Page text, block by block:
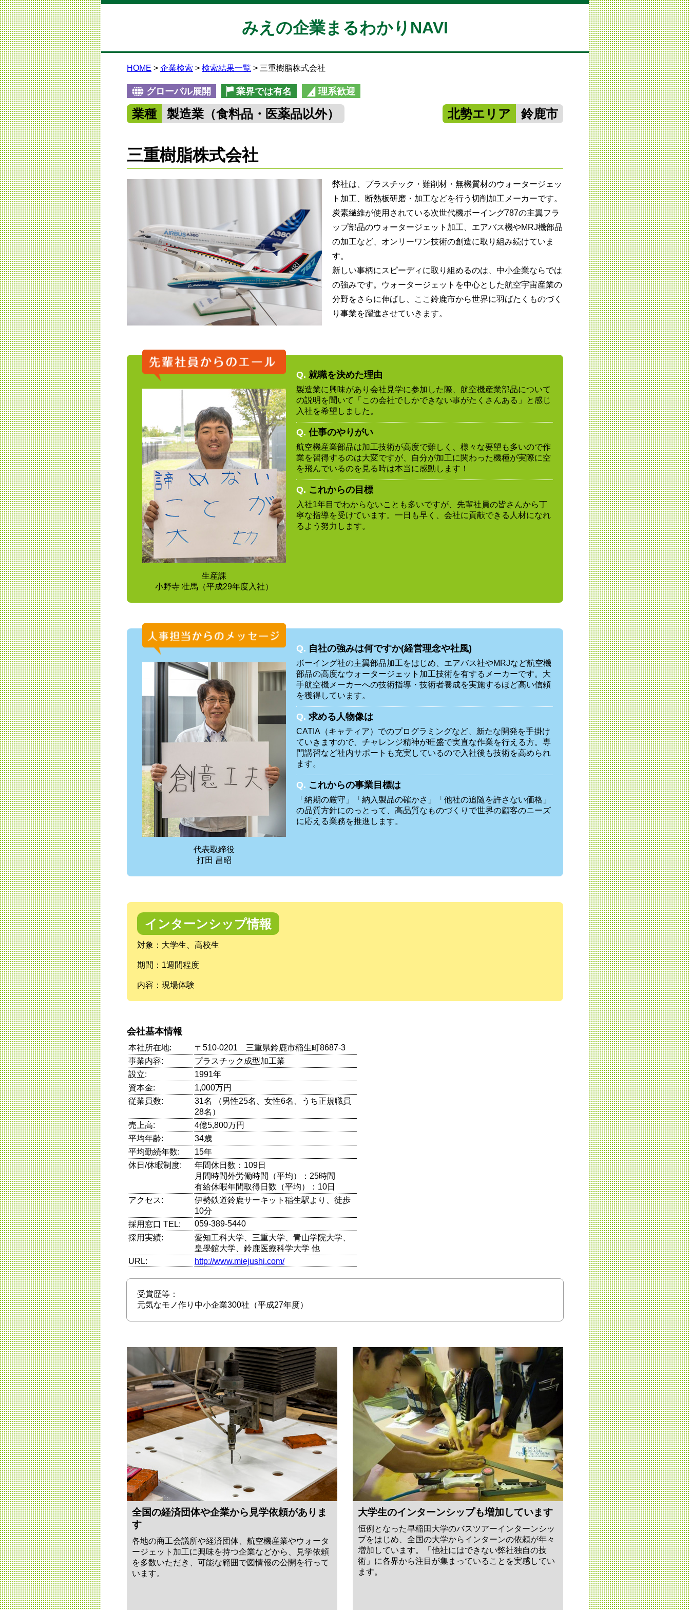
みえの企業まるわかりNAVI
HOME 企業検索 検索結果一覧 三重樹脂株式会社
グローバル展開 業界では有名 理系歓迎
業種 製造業（食料品・医薬品以外） 北勢エリア 鈴鹿市
三重樹脂株式会社
弊社は、プラスチック・難削材・無機質材のウォータージェッ
ト加工、断熱板研磨・加工などを行う切削加工メーカーです。
炭素繊維が使用されている次世代機ボーイング787の主翼フラ
ップ部品のウォータージェット加工、エアバス機やMRJ機部品
の加工など、オンリーワン技術の創造に取り組み続けていま
す。
新しい事柄にスピーディに取り組めるのは、中小企業ならでは
の強みです。ウォータージェットを中心とした航空宇宙産業の
分野をさらに伸ばし、ここ鈴鹿市から世界に羽ばたくものづく
り事業を躍進させていきます。
生産課
小野寺 壮馬（平成29年度入社）
Q. 就職を決めた理由
製造業に興味があり会社見学に参加した際、航空機産業部品について
の説明を聞いて「この会社でしかできない事がたくさんある」と感じ
入社を希望しました。
Q. 仕事のやりがい
航空機産業部品は加工技術が高度で難しく、様々な要望も多いので作
業を習得するのは大変ですが、自分が加工に関わった機種が実際に空
を飛んでいるのを見る時は本当に感動します！
Q. これからの目標
入社1年目でわからないことも多いですが、先輩社員の皆さんから丁
寧な指導を受けています。一日も早く、会社に貢献できる人材になれ
るよう努力します。
代表取締役
打田 昌昭
Q. 自社の強みは何ですか(経営理念や社風)
ボーイング社の主翼部品加工をはじめ、エアバス社やMRJなど航空機
部品の高度なウォータージェット加工技術を有するメーカーです。大
手航空機メーカーへの技術指導・技術者養成を実施するほど高い信頼
を獲得しています。
Q. 求める人物像は
CATIA（キャティア）でのプログラミングなど、新たな開発を手掛け
ていきますので、チャレンジ精神が旺盛で実直な作業を行える方。専
門講習など社内サポートも充実しているので入社後も技術を高められ
ます。
Q. これからの事業目標は
「納期の厳守」「納入製品の確かさ」「他社の追随を許さない価格」
の品質方針にのっとって、高品質なものづくりで世界の顧客のニーズ
に応える業務を推進します。
インターンシップ情報
対象：大学生、高校生
期間：1週間程度
内容：現場体験
会社基本情報
本社所在地:
〒510-0201 三重県鈴鹿市稲生町8687-3
事業内容:
プラスチック成型加工業
設立:
1991年
資本金:
1,000万円
従業員数:
31名 （男性25名、女性6名、うち正規職員
28名）
売上高:
4億5,800万円
平均年齢:
34歳
平均勤続年数:
15年
休日/休暇制度:
年間休日数：109日
月間時間外労働時間（平均）：25時間
有給休暇年間取得日数（平均）：10日
アクセス:
伊勢鉄道鈴鹿サーキット稲生駅より、徒歩
10分
採用窓口 TEL:
059-389-5440
採用実績:
愛知工科大学、三重大学、青山学院大学、
皇學館大学、鈴鹿医療科学大学 他
URL:
http://www.miejushi.com/
受賞歴等：
元気なモノ作り中小企業300社（平成27年度）
全国の経済団体や企業から見学依頼がありま
す
各地の商工会議所や経済団体、航空機産業やウォータ
ージェット加工に興味を持つ企業などから、見学依頼
を多数いただき、可能な範囲で図情報の公開を行って
います。
大学生のインターンシップも増加しています
恒例となった早稲田大学のバスツアーインターンシッ
プをはじめ、全国の大学からインターンの依頼が年々
増加しています。「他社にはできない弊社独自の技
術」に各界から注目が集まっていることを実感してい
ます。